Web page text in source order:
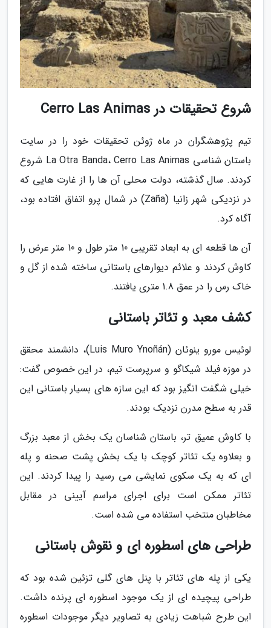
شروع تحقیقات در Cerro Las Animas
تیم پژوهشگران در ماه ژوئن تحقیقات خود را در سایت
باستان شناسی La Otra Banda، Cerro Las Animas شروع
کردند. سال گذشته، دولت محلی آن ها را از غارت هایی که
در نزدیکی شهر زانیا (Zaña) در شمال پرو اتفاق افتاده بود،
آگاه کرد.
آن ها قطعه ای به ابعاد تقریبی 10 متر طول و 10 متر عرض را
کاوش کردند و علائم دیوارهای باستانی ساخته شده از گل و
خاک رس را در عمق 1.8 متری یافتند.
کشف معبد و تئاتر باستانی
لوئیس مورو ینوئان (Luis Muro Ynoñán)، دانشمند محقق
در موزه فیلد شیکاگو و سرپرست تیم، در این خصوص گفت:
خیلی شگفت انگیز بود که این سازه های بسیار باستانی این
قدر به سطح مدرن نزدیک بودند.
با کاوش عمیق تر، باستان شناسان یک بخش از معبد بزرگ
و بعلاوه یک تئاتر کوچک با یک بخش پشت صحنه و پله
ای که به یک سکوی نمایشی می رسید را پیدا کردند. این
تئاتر ممکن است برای اجرای مراسم آیینی در مقابل
مخاطبان منتخب استفاده می شده است.
طراحی های اسطوره ای و نقوش باستانی
یکی از پله های تئاتر با پنل های گلی تزئین شده بود که
طراحی پیچیده ای از یک موجود اسطوره ای پرنده داشت.
این طرح شباهت زیادی به تصاویر دیگر موجودات اسطوره